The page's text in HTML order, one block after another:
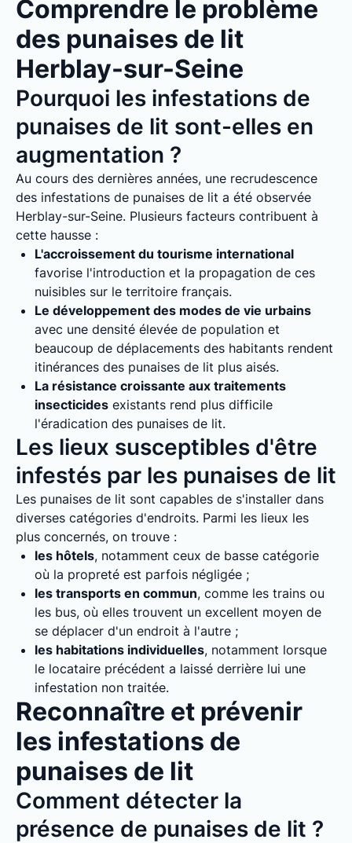
Comprendre le problème
des punaises de lit
Herblay-sur-Seine
Pourquoi les infestations de
punaises de lit sont-elles en
augmentation ?
Au cours des dernières années, une recrudescence
des infestations de punaises de lit a été observée
Herblay-sur-Seine. Plusieurs facteurs contribuent à
cette hausse :
L'accroissement du tourisme international
favorise l'introduction et la propagation de ces
nuisibles sur le territoire français.
Le développement des modes de vie urbains
avec une densité élevée de population et
beaucoup de déplacements des habitants rendent
itinérances des punaises de lit plus aisés.
La résistance croissante aux traitements
insecticides existants rend plus difficile
l'éradication des punaises de lit.
Les lieux susceptibles d'être
infestés par les punaises de lit
Les punaises de lit sont capables de s'installer dans
diverses catégories d'endroits. Parmi les lieux les
plus concernés, on trouve :
les hôtels, notamment ceux de basse catégorie
où la propreté est parfois négligée ;
les transports en commun, comme les trains ou
les bus, où elles trouvent un excellent moyen de
se déplacer d'un endroit à l'autre ;
les habitations individuelles, notamment lorsque
le locataire précédent a laissé derrière lui une
infestation non traitée.
Reconnaître et prévenir
les infestations de
punaises de lit
Comment détecter la
présence de punaises de lit ?